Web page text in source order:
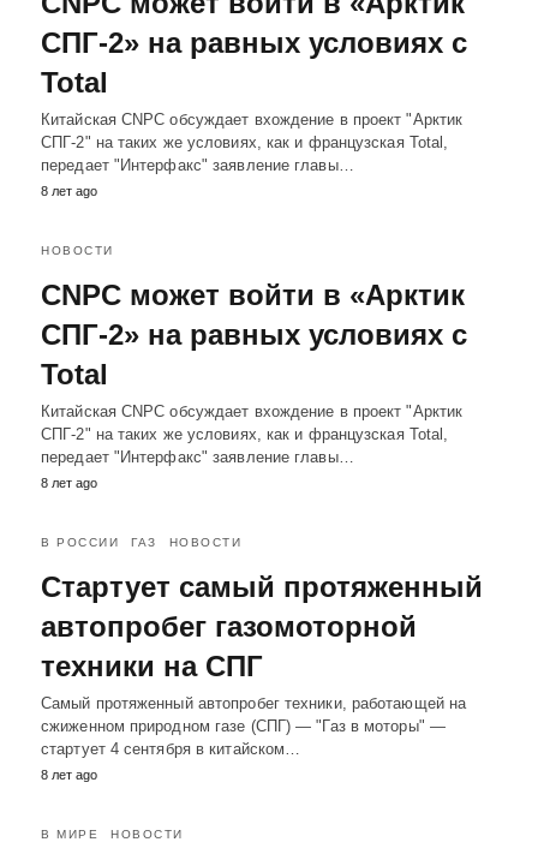
СПГ-2» на равных условиях с
Total
Китайская CNPC обсуждает вхождение в проект "Арктик
СПГ-2" на таких же условиях, как и французская Total,
передает "Интерфакс" заявление главы…
8 лет ago
НОВОСТИ
CNPC может войти в «Арктик
СПГ-2» на равных условиях с
Total
Китайская CNPC обсуждает вхождение в проект "Арктик
СПГ-2" на таких же условиях, как и французская Total,
передает "Интерфакс" заявление главы…
8 лет ago
В РОССИИ ГАЗ НОВОСТИ
Стартует самый протяженный
автопробег газомоторной
техники на СПГ
Самый протяженный автопробег техники, работающей на
сжиженном природном газе (СПГ) — "Газ в моторы" —
стартует 4 сентября в китайском…
8 лет ago
В МИРЕ НОВОСТИ